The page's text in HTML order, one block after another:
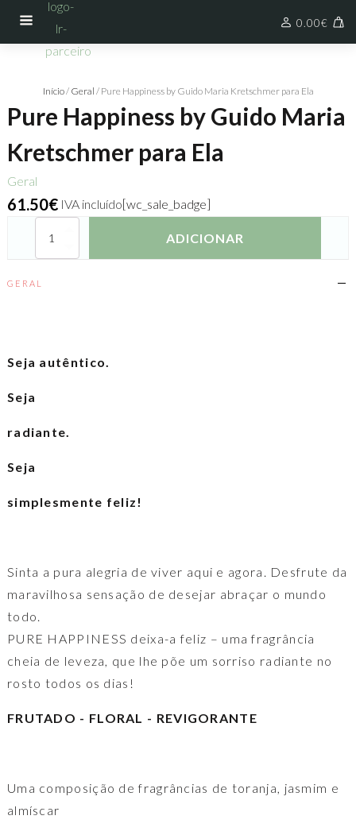
0.00€
Início/ Geral / Pure Happiness by Guido Maria Kretschmer para Ela
Pure Happiness by Guido Maria
Kretschmer para Ela
Geral
61.50€IVA incluído[wc_sale_badge]
Quantidade
Happiness
para
ADICIONAR
GERAL
Seja autêntico.
Seja
radiante.
Seja
simplesmente feliz!
Sinta a pura alegria de viver aqui e agora. Desfrute da
maravilhosa sensação de desejar abraçar o mundo
todo.
PURE HAPPINESS deixa-a feliz – uma fragrância
cheia de leveza, que lhe põe um sorriso radiante no
rosto todos os dias!
FRUTADO - FLORAL - REVIGORANTE
Uma composição de fragrâncias de toranja, jasmim e
almíscar